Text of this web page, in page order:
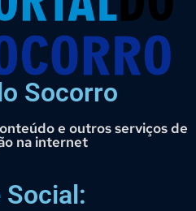
Socorro
e outros serviços de
na internet
Social: